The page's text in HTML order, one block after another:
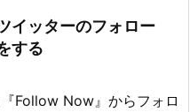
イッターのフォロー
する
Follow Now』からフォロ